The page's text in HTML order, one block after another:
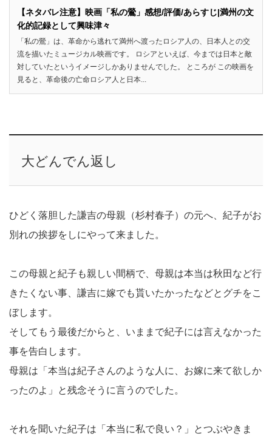
【ネタバレ注意】映画「私の鶯」感想/評価/あらすじ|満州の文
化的記録として興味津々
「私の鶯」は、革命から逃れて満州へ渡ったロシア人の、日本人との交
流を描いたミュージカル映画です。 ロシアといえば、今までは日本と敵
対していたというイメージしかありませんでした。 ところが この映画を
見ると、革命後の亡命ロシア人と日本...
大どんでん返し
ひどく落胆した謙吉の母親（杉村春子）の元へ、紀子がお
別れの挨拶をしにやって来ました。
この母親と紀子も親しい間柄で、母親は本当は秋田など行
きたくない事、謙吉に嫁でも貰いたかったなどとグチをこ
ぼします。
そしてもう最後だからと、いままで紀子には言えなかった
事を告白します。
母親は「本当は紀子さんのような人に、お嫁に来て欲しか
ったのよ」と残念そうに言うのでした。
それを聞いた紀子は「本当に私で良い？」とつぶやきま